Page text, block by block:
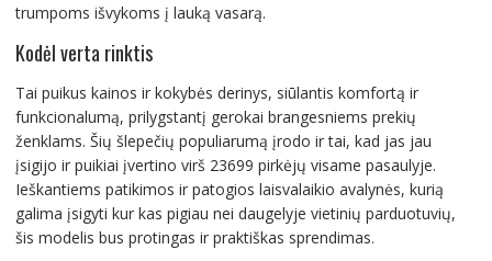
trumpoms išvykoms į lauką vasarą.
Kodėl verta rinktis
Tai puikus kainos ir kokybės derinys, siūlantis komfortą ir
funkcionalumą, prilygstantį gerokai brangesniems prekių
ženklams. Šių šlepečių populiarumą įrodo ir tai, kad jas jau
įsigijo ir puikiai įvertino virš 23699 pirkėjų visame pasaulyje.
Ieškantiems patikimos ir patogios laisvalaikio avalynės, kurią
galima įsigyti kur kas pigiau nei daugelyje vietinių parduotuvių,
šis modelis bus protingas ir praktiškas sprendimas.